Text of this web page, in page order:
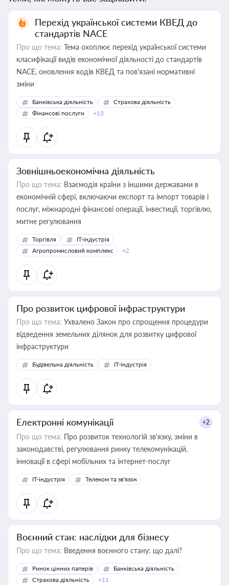
Перехід української системи КВЕД до
стандартів NACE
Про що тема: Тема охоплює перехід української системи
класифікації видів економічної діяльності до стандартів
NACE, оновлення кодів КВЕД та пов'язані нормативні
зміни
Банківська діяльність
Страхова діяльність
Фінансові послуги
+13
Зовнішньоекономічна діяльність
Про що тема: Взаємодія країни з іншими державами в
економічній сфері, включаючи експорт та імпорт товарів і
послуг, міжнародні фінансові операції, інвестиції, торгівлю,
митне регулювання
Торгівля
IT-індустрія
Агропромисловий комплекс
+2
Про розвиток цифрової інфраструктури
Про що тема: Ухвалено Закон про спрощення процедури
відведення земельних ділянок для розвитку цифрової
інфраструктури
Будівельна діяльність IT-індустрія
Електронні комунікації +2
Про що тема: Про розвиток технологій зв'язку, зміни в
законодавстві, регулювання ринку телекомунікацій,
інновації в сфері мобільних та інтернет-послуг
IT-індустрія Телеком та зв'язок
Воєнний стан: наслідки для бізнесу
Про що тема: Введення воєнного стану: що далі?
Ринок цінних паперів
Банківська діяльність
Страхова діяльність
+11